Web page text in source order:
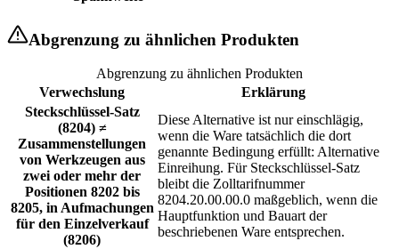
Abgrenzung zu ähnlichen Produkten
Abgrenzung zu ähnlichen Produkten
Verwechslung
Erklärung
Steckschlüssel-Satz
(8204) ≠
Zusammenstellungen
von Werkzeugen aus
zwei oder mehr der
Positionen 8202 bis
8205, in Aufmachungen
für den Einzelverkauf
(8206)
Diese Alternative ist nur einschlägig,
wenn die Ware tatsächlich die dort
genannte Bedingung erfüllt: Alternative
Einreihung. Für Steckschlüssel-Satz
bleibt die Zolltarifnummer
8204.20.00.00.0 maßgeblich, wenn die
Hauptfunktion und Bauart der
beschriebenen Ware entsprechen.